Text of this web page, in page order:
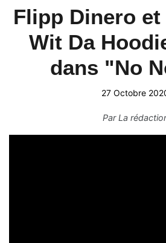
Flipp Dinero
Wit Da
dans "No
27 Octobre
ParLa